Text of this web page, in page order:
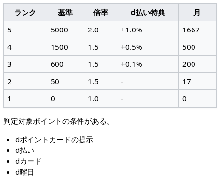
ランク 基準 倍率 d払い特典
月
5
5000 2.0 +1.0%
1667
4
1500 1.5 +0.5%
500
3
600 1.5 +0.1%
200
2
50 1.5 -
17
1
0 1.0 - 0
判定対象ポイントの条件がある。
dポイントカードの提示
d払い
dカード
d曜日